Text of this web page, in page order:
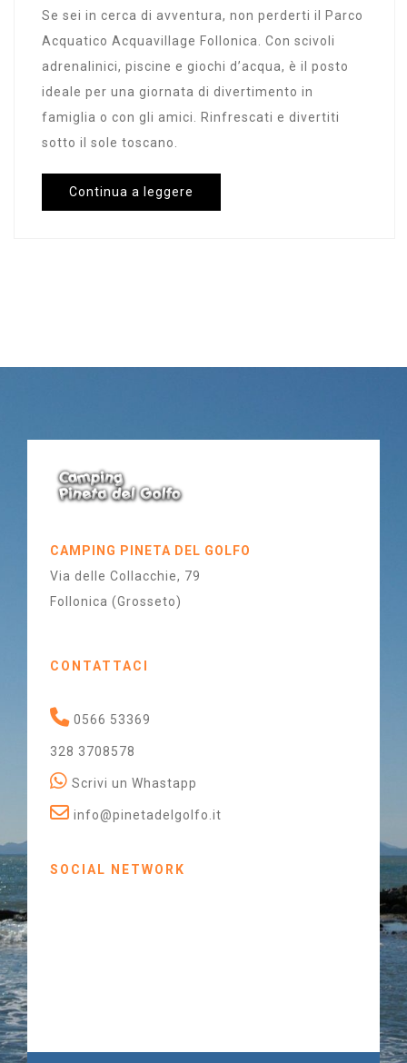
Se sei in cerca di avventura, non perderti il Parco
Acquatico Acquavillage Follonica. Con scivoli
adrenalinici, piscine e giochi d’acqua, è il posto
ideale per una giornata di divertimento in
famiglia o con gli amici. Rinfrescati e divertiti
sotto il sole toscano.
Continua a leggereSCOPRI LA MAREMMA
CAMPING PINETA DEL GOLFO
Via delle Collacchie, 79
Follonica (Grosseto)
CONTATTACI
0566 53369
328 3708578
Scrivi un Whastapp
info@pinetadelgolfo.it
SOCIAL NETWORK